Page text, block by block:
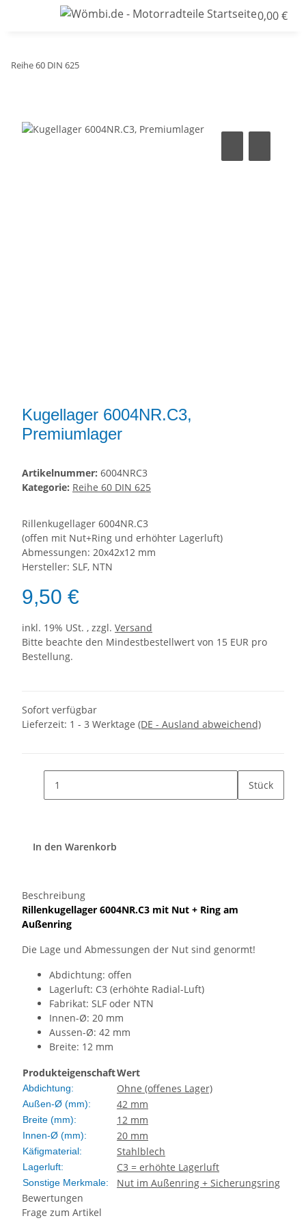
0,00 €
Reihe 60 DIN 625
Kugellager 6004NR.C3,
Premiumlager
Artikelnummer: 6004NRC3
Kategorie: Reihe 60 DIN 625
Rillenkugellager 6004NR.C3
(offen mit Nut+Ring und erhöhter Lagerluft)
Abmessungen: 20x42x12 mm
Hersteller: SLF, NTN
9,50 €
inkl. 19% USt. , zzgl. Versand
Bitte beachte den Mindestbestellwert von 15 EUR pro
Bestellung.
Sofort verfügbar
Lieferzeit: 1 - 3 Werktage (DE - Ausland abweichend)
Stück
In den Warenkorb
Beschreibung
Rillenkugellager 6004NR.C3 mit Nut + Ring am
Außenring
Die Lage und Abmessungen der Nut sind genormt!
Abdichtung: offen
Lagerluft: C3 (erhöhte Radial-Luft)
Fabrikat: SLF oder NTN
Innen-Ø: 20 mm
Aussen-Ø: 42 mm
Breite: 12 mm
ProdukteigenschaftWert
Abdichtung: Ohne (offenes Lager)
Außen-Ø (mm): 42 mm
Breite (mm): 12 mm
Innen-Ø (mm): 20 mm
Käfigmaterial: Stahlblech
Lagerluft: C3 = erhöhte Lagerluft
Sonstige Merkmale:
Nut im Außenring + Sicherungsring
Bewertungen
Frage zum Artikel